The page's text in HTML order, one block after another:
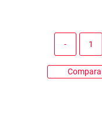
Compara